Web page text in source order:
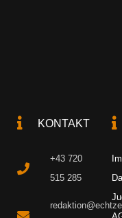
KONTAKT
+43 720
515 285